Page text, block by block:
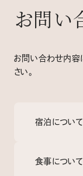
お問い
お問い合わせ内容
さい。
宿泊について
食事について